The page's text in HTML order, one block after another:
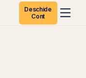
Deschide
Cont